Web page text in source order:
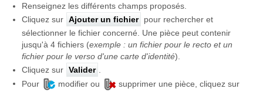
Renseignez les différents champs proposés.
Cliquez sur Ajouter un fichier
pour rechercher et
sélectionner le fichier concerné. Une pièce peut contenir
jusqu'à 4 fichiers (exemple : un fichier pour le recto et un
fichier pour le verso d'une carte d'identité).
Cliquez sur Valider
Pour
modifier ou
supprimer une pièce, cliquez sur